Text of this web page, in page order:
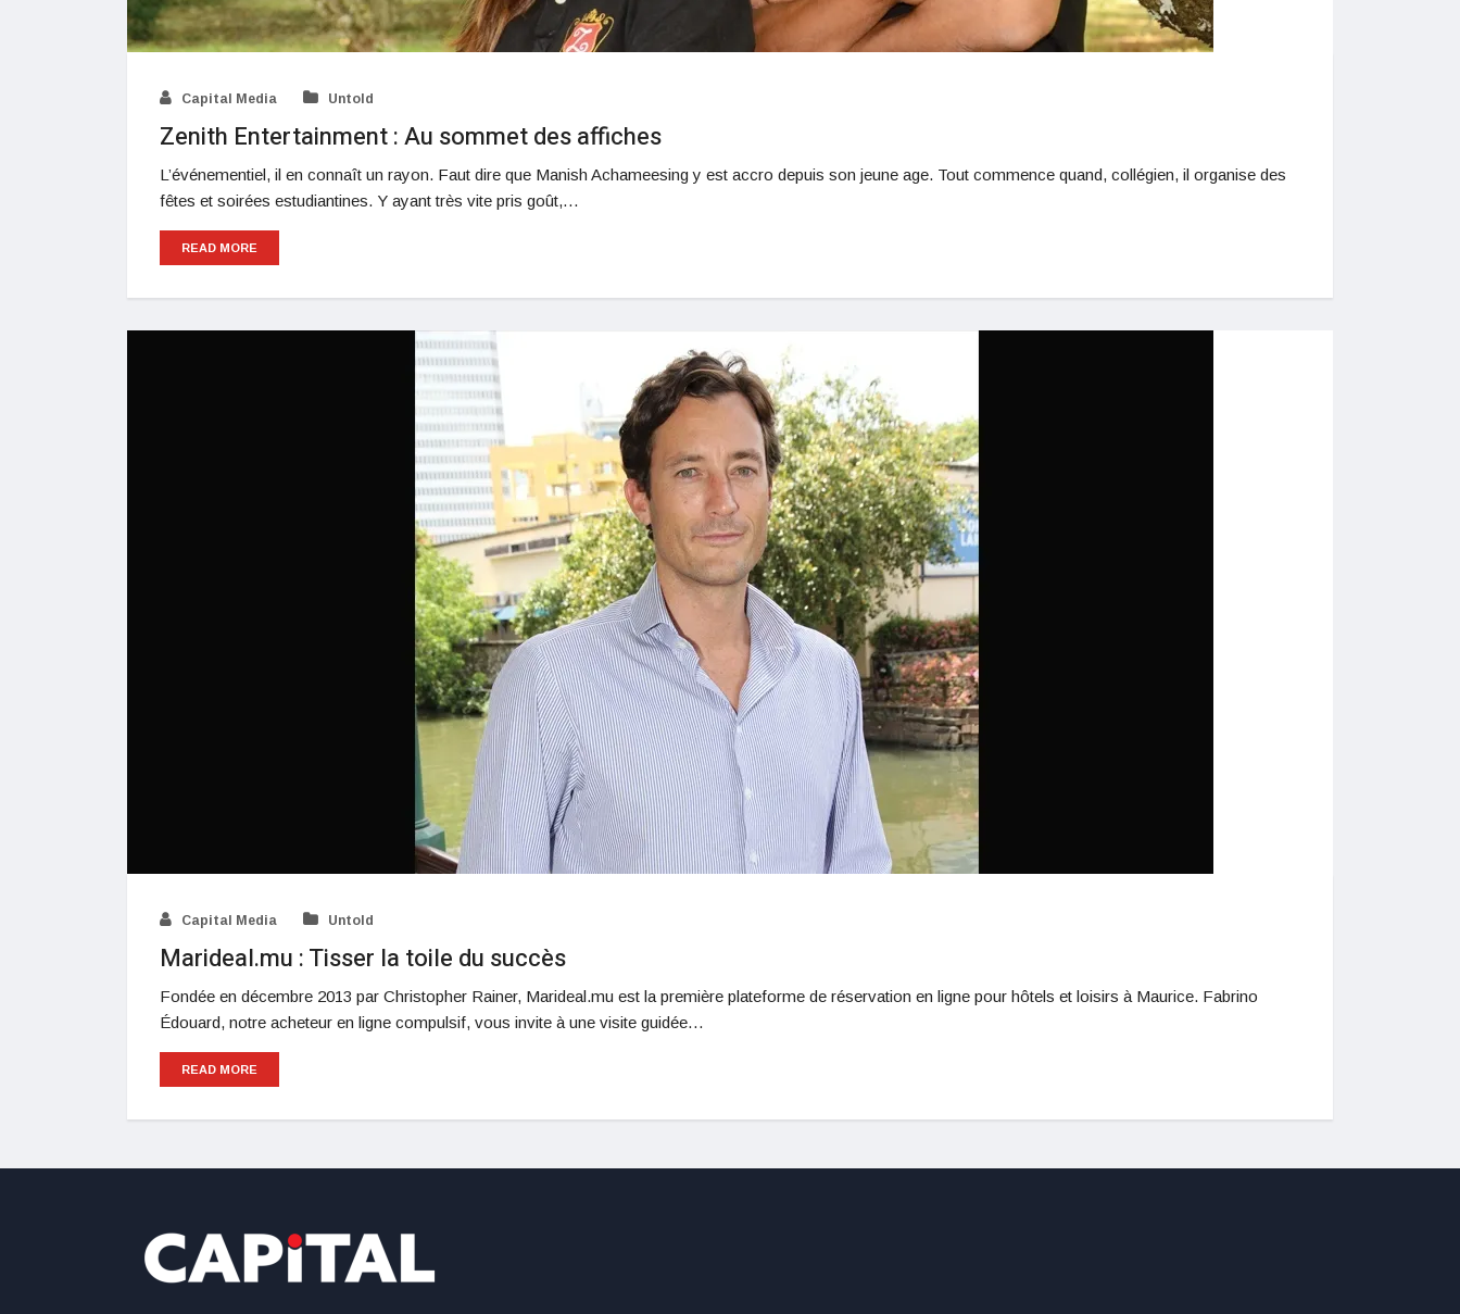
Capital Media Untold
Zenith Entertainment : Au sommet des affiches
L’événementiel, il en connaît un rayon. Faut dire que Manish Achameesing y est accro depuis son jeune age. Tout commence quand, collégien, il organise des
fêtes et soirées estudiantines. Y ayant très vite pris goût,…
READ MORE
Capital Media Untold
Marideal.mu : Tisser la toile du succès
Fondée en décembre 2013 par Christopher Rainer, Marideal.mu est la première plateforme de réservation en ligne pour hôtels et loisirs à Maurice. Fabrino
Édouard, notre acheteur en ligne compulsif, vous invite à une visite guidée…
READ MORE